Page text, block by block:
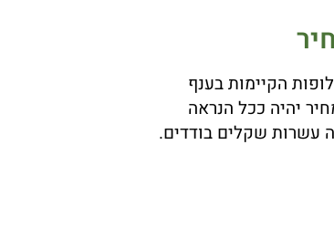
הקיימות בענף
יהיה ככל הנראה
עשרות שקלים בודדים.